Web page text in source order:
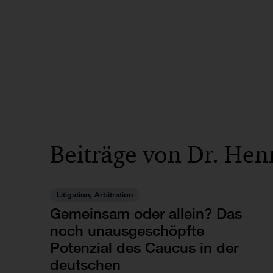
Beiträge von Dr.
Litigation, Arbitration
Gemeinsam oder allein? Das
noch unausgeschöpfte
Potenzial des Caucus in der
deutschen